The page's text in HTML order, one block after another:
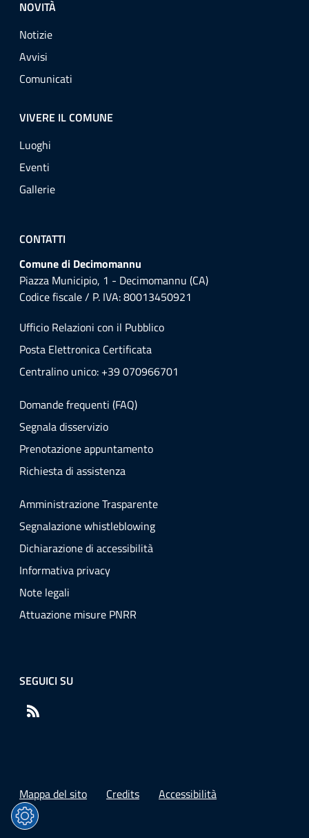
NOVITÀ
Notizie
Avvisi
Comunicati
VIVERE IL COMUNE
Luoghi
Eventi
Gallerie
CONTATTI
Comune di Decimomannu
Piazza Municipio, 1 - Decimomannu (CA)
Codice fiscale / P. IVA: 80013450921
Ufficio Relazioni con il Pubblico
Posta Elettronica Certificata
Centralino unico: +39 070966701
Domande frequenti (FAQ)
Segnala disservizio
Prenotazione appuntamento
Richiesta di assistenza
Amministrazione Trasparente
Segnalazione whistleblowing
Dichiarazione di accessibilità
Informativa privacy
Note legali
Attuazione misure PNRR
SEGUICI SU
Mappa del sito Credits Accessibilità